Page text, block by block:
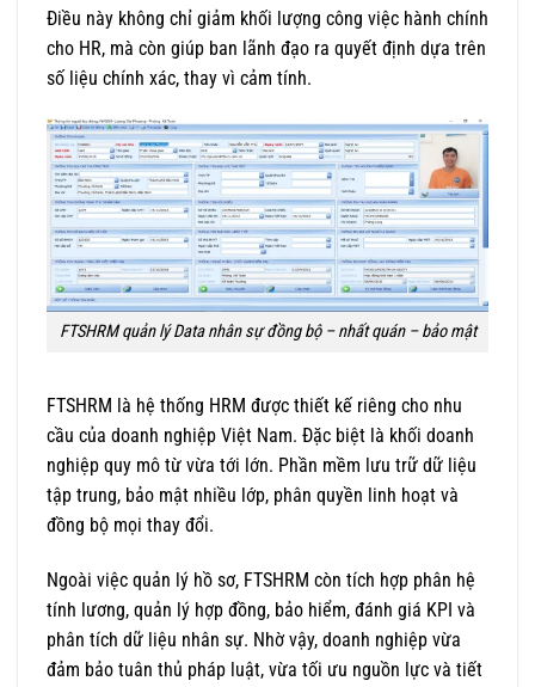
Điều này không chỉ giảm khối lượng công việc hành chính
cho HR, mà còn giúp ban lãnh đạo ra quyết định dựa trên
số liệu chính xác, thay vì cảm tính.
FTSHRM quản lý Data nhân sự đồng bộ – nhất quán – bảo mật
FTSHRM là hệ thống HRM được thiết kế riêng cho nhu
cầu của doanh nghiệp Việt Nam. Đặc biệt là khối doanh
nghiệp quy mô từ vừa tới lớn. Phần mềm lưu trữ dữ liệu
tập trung, bảo mật nhiều lớp, phân quyền linh hoạt và
đồng bộ mọi thay đổi.
Ngoài việc quản lý hồ sơ, FTSHRM còn tích hợp phân hệ
tính lương, quản lý hợp đồng, bảo hiểm, đánh giá KPI và
phân tích dữ liệu nhân sự. Nhờ vậy, doanh nghiệp vừa
đảm bảo tuân thủ pháp luật, vừa tối ưu nguồn lực và tiết